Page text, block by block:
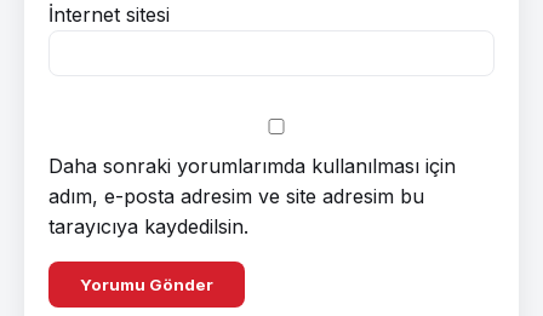
İnternet sitesi
Daha sonraki yorumlarımda kullanılması için
adım, e-posta adresim ve site adresim bu
tarayıcıya kaydedilsin.